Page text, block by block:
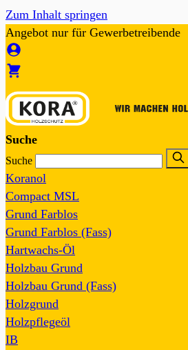
Zum Inhalt springen
Angebot nur für Gewerbetreibende
Suche
Suche
Koranol
Compact MSL
Grund Farblos
Grund Farblos (Fass)
Hartwachs-Öl
Holzbau Grund
Holzbau Grund (Fass)
Holzgrund
Holzpflegeöl
IB